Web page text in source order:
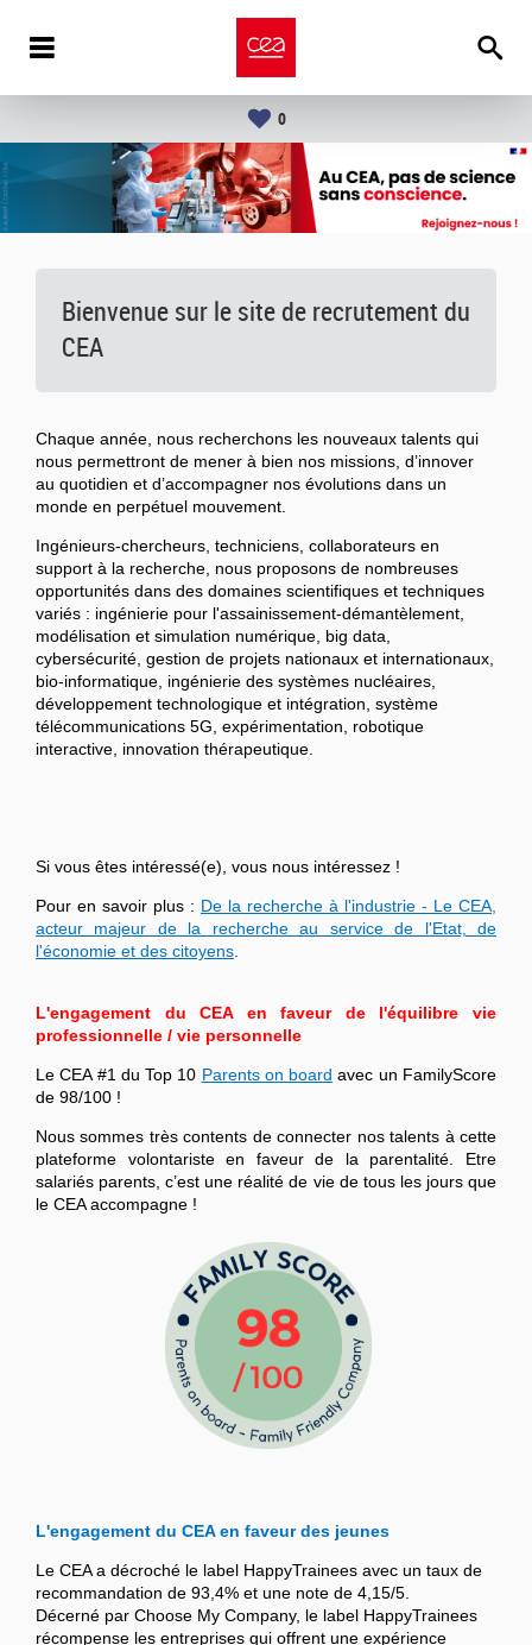
0
Bienvenue sur le site de recrutement du
CEA
Chaque année, nous recherchons les nouveaux talents qui
nous permettront de mener à bien nos missions, d’innover
au quotidien et d’accompagner nos évolutions dans un
monde en perpétuel mouvement.
Ingénieurs-chercheurs, techniciens, collaborateurs en
support à la recherche, nous proposons de nombreuses
opportunités dans des domaines scientifiques et techniques
variés : ingénierie pour l'assainissement-démantèlement,
modélisation et simulation numérique, big data,
cybersécurité, gestion de projets nationaux et internationaux,
bio-informatique, ingénierie des systèmes nucléaires,
développement technologique et intégration, système
télécommunications 5G, expérimentation, robotique
interactive, innovation thérapeutique.
Si vous êtes intéressé(e), vous nous intéressez !
Pour en savoir plus : De la recherche à l'industrie - Le CEA,
acteur majeur de la recherche au service de l'Etat, de
l'économie et des citoyens
L'engagement du CEA en faveur de l'équilibre vie
professionnelle / vie personnelle
Le CEA #1 du Top 10 Parents on board avec un FamilyScore
de 98/100 !
Nous sommes très contents de connecter nos talents à cette
plateforme volontariste en faveur de la parentalité. Etre
salariés parents, c’est une réalité de vie de tous les jours que
le CEA accompagne !
L'engagement du CEA en faveur des jeunes
Le CEA a décroché le label HappyTrainees avec un taux de
recommandation de 93,4% et une note de 4,15/5.
Décerné par Choose My Company, le label HappyTrainees
récompense les entreprises qui offrent une expérience